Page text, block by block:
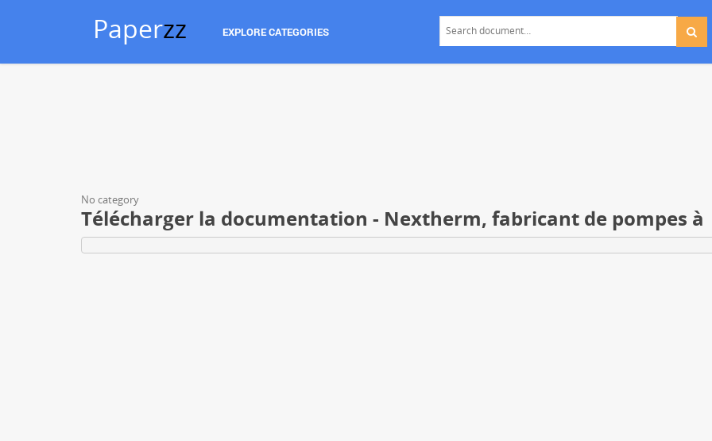
Paperzz EXPLORE CATEGORIES
No category
Télécharger la documentation - Nextherm, fabricant de pompes à